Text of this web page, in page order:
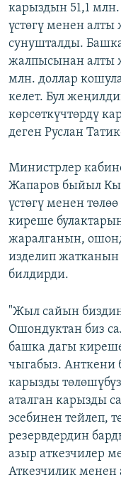
карыздын 51,1
үстөгү менен
сунушталды.
жалпысынан алты
млн. доллар
келет. Бул
көрсөткүчтөрдү
деген Руслан
Министрлер
Жапаров быйыл
үстөгү менен
киреше
жаралганын,
изделип
билдирди.
"Жыл сайын
Ошондуктан биз
башка дагы
чыгабыз. Анткени
карызды
аталган карызды
эсебинен тейлеп,
резервдердин
азыр аткезчилер
Аткезчилик